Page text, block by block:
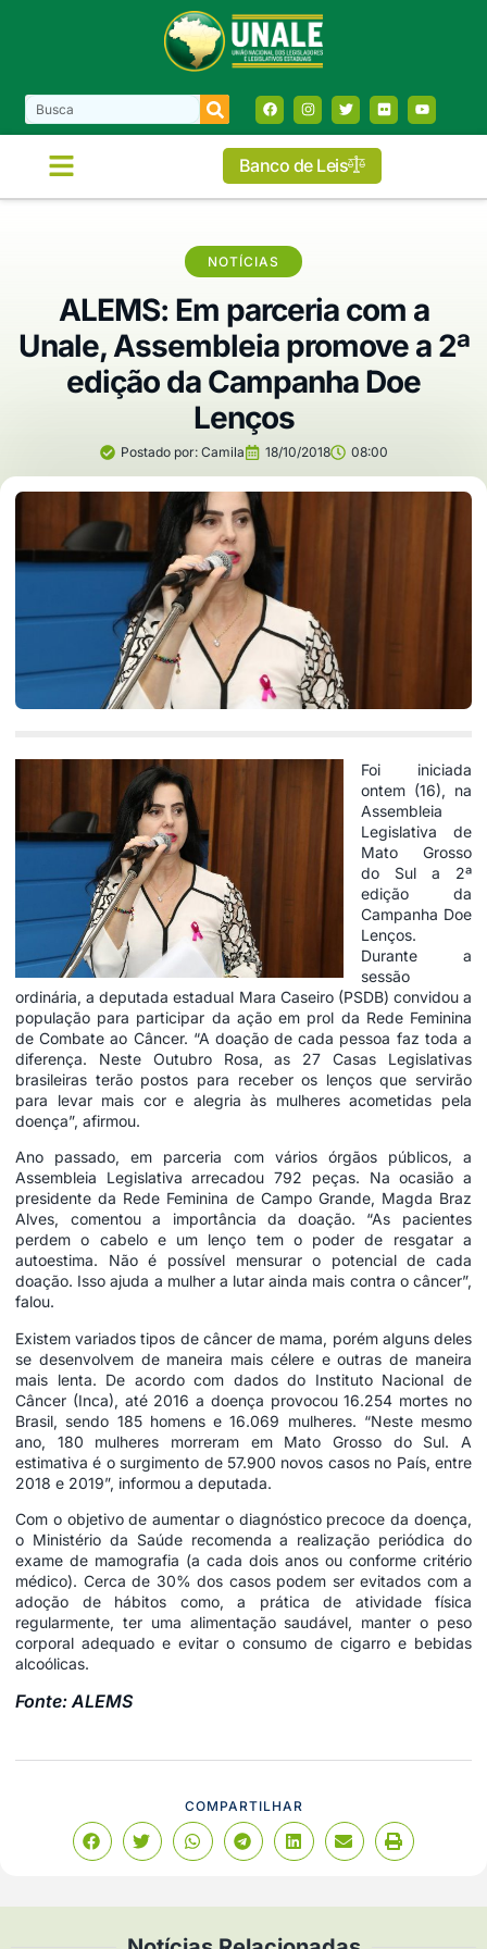
Banco de Leis
NOTÍCIAS
ALEMS: Em parceria com a
Unale, Assembleia promove a 2ª
edição da Campanha Doe
Lenços
Postado por:Camila 18/10/2018 08:00
Foi iniciada
ontem (16), na
Assembleia
Legislativa de
Mato Grosso
do Sul a 2ª
edição da
Campanha Doe
Lenços.
Durante a
sessão
ordinária, a deputada estadual Mara Caseiro (PSDB) convidou a
população para participar da ação em prol da Rede Feminina
de Combate ao Câncer. “A doação de cada pessoa faz toda a
diferença. Neste Outubro Rosa, as 27 Casas Legislativas
brasileiras terão postos para receber os lenços que servirão
para levar mais cor e alegria às mulheres acometidas pela
doença”, afirmou.
Ano passado, em parceria com vários órgãos públicos, a
Assembleia Legislativa arrecadou 792 peças. Na ocasião a
presidente da Rede Feminina de Campo Grande, Magda Braz
Alves, comentou a importância da doação. “As pacientes
perdem o cabelo e um lenço tem o poder de resgatar a
autoestima. Não é possível mensurar o potencial de cada
doação. Isso ajuda a mulher a lutar ainda mais contra o câncer”,
falou.
Existem variados tipos de câncer de mama, porém alguns deles
se desenvolvem de maneira mais célere e outras de maneira
mais lenta. De acordo com dados do Instituto Nacional de
Câncer (Inca), até 2016 a doença provocou 16.254 mortes no
Brasil, sendo 185 homens e 16.069 mulheres. “Neste mesmo
ano, 180 mulheres morreram em Mato Grosso do Sul. A
estimativa é o surgimento de 57.900 novos casos no País, entre
2018 e 2019”, informou a deputada.
Com o objetivo de aumentar o diagnóstico precoce da doença,
o Ministério da Saúde recomenda a realização periódica do
exame de mamografia (a cada dois anos ou conforme critério
médico). Cerca de 30% dos casos podem ser evitados com a
adoção de hábitos como, a prática de atividade física
regularmente, ter uma alimentação saudável, manter o peso
corporal adequado e evitar o consumo de cigarro e bebidas
alcoólicas.
Fonte: ALEMS
COMPARTILHAR